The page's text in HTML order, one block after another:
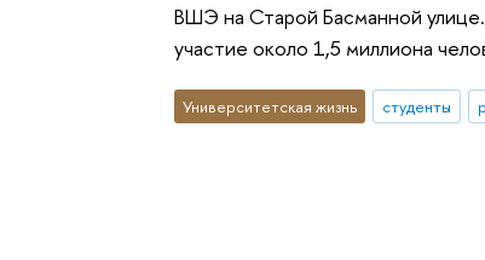
ВШЭ на Старой Басманной
участие около 1,5 миллиона
Университетская жизнь студенты